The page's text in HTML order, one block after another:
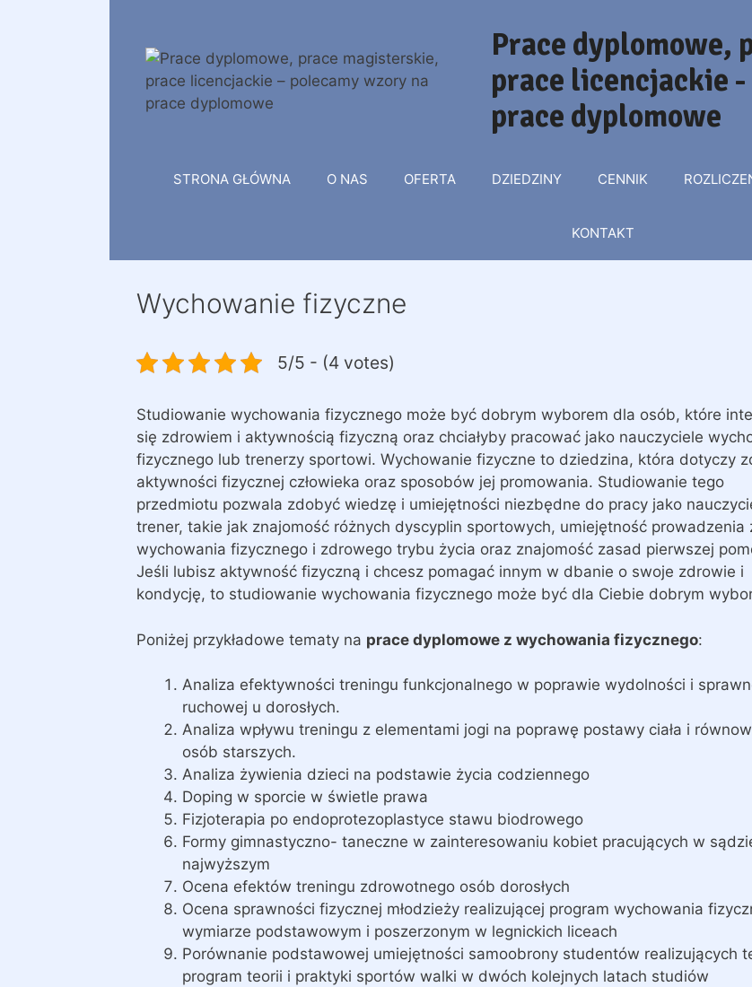
Prace dyplomowe,
prace licencjackie
prace dyplomowe
STRONA GŁÓWNA O NAS OFERTA DZIEDZINY CENNIK
KONTAKT
Wychowanie fizyczne
5/5 - (4 votes)
Studiowanie wychowania fizycznego może być dobrym wyborem dla osób, które
się zdrowiem i aktywnością fizyczną oraz chciałyby pracować jako nauczyciele
fizycznego lub trenerzy sportowi. Wychowanie fizyczne to dziedzina, która dotyczy
aktywności fizycznej człowieka oraz sposobów jej promowania. Studiowanie tego
przedmiotu pozwala zdobyć wiedzę i umiejętności niezbędne do pracy jako
trener, takie jak znajomość różnych dyscyplin sportowych, umiejętność prowadzenia
wychowania fizycznego i zdrowego trybu życia oraz znajomość zasad pierwszej
Jeśli lubisz aktywność fizyczną i chcesz pomagać innym w dbanie o swoje zdrowie i
kondycję, to studiowanie wychowania fizycznego może być dla Ciebie dobrym
Poniżej przykładowe tematy na prace dyplomowe z wychowania fizycznego:
Analiza efektywności treningu funkcjonalnego w poprawie wydolności i
ruchowej u dorosłych.
Analiza wpływu treningu z elementami jogi na poprawę postawy ciała i
osób starszych.
Analiza żywienia dzieci na podstawie życia codziennego
Doping w sporcie w świetle prawa
Fizjoterapia po endoprotezoplastyce stawu biodrowego
Formy gimnastyczno- taneczne w zainteresowaniu kobiet pracujących w
najwyższym
Ocena efektów treningu zdrowotnego osób dorosłych
Ocena sprawności fizycznej młodzieży realizującej program wychowania
wymiarze podstawowym i poszerzonym w legnickich liceach
Porównanie podstawowej umiejętności samoobrony studentów realizujących
program teorii i praktyki sportów walki w dwóch kolejnych latach studiów